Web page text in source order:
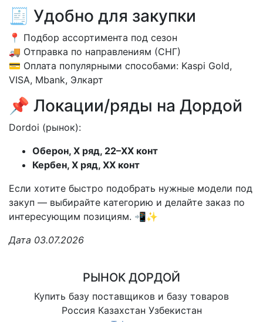
🧾 Удобно для закупки
📍 Подбор ассортимента под сезон
🚚 Отправка по направлениям (СНГ)
💳 Оплата популярными способами: Kaspi Gold,
VISA, Mbank, Элкарт
📌 Локации/ряды на Дордой
Dordoi (рынок):
Оберон, X ряд, 22–XX конт
Кербен, X ряд, XX конт
Если хотите быстро подобрать нужные модели под
закуп — выбирайте категорию и делайте заказ по
интересующим позициям. 📲✨
Дата 03.07.2026
РЫНОК ДОРДОЙ
Купить базу поставщиков и базу товаров
Россия Казахстан Узбекистан